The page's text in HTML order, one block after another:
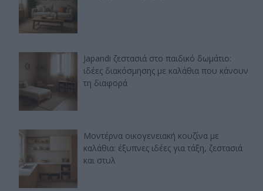
Japandi ζεστασιά στο παιδικό δωμάτιο:
ιδέες διακόσμησης με καλάθια που κάνουν
τη διαφορά
Μοντέρνα οικογενειακή κουζίνα με
καλάθια: έξυπνες ιδέες για τάξη, ζεστασιά
και στυλ